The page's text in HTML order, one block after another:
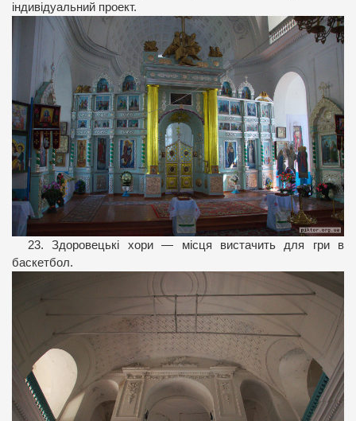
індивідуальний проект.
23. Здоровецькі хори — місця вистачить для гри в
баскетбол.